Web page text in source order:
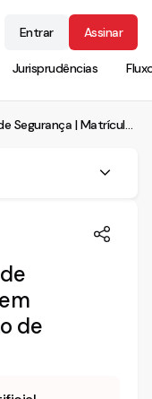
Jurisprudências
Entrar Assinar
[Modelo] de Mandado de Segurança | Matrícula em Medicina e Convocação de Candidato
LIMINAR
de